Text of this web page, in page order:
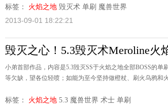
标签： 火焰之地 毁灭术 单刷 魔兽世界
2013-09-01 18:22:21
毁灭之心！5.3毁灭术Meroline火
小弟首部作品，内容是5.3毁灭SS于火焰之地全部BOSS的
等欠缺，望各位轻喷；如能为至今坚持做橙杖、刷火乌鸦和
标签： 火焰之地 5.3 魔兽世界 术士 单刷